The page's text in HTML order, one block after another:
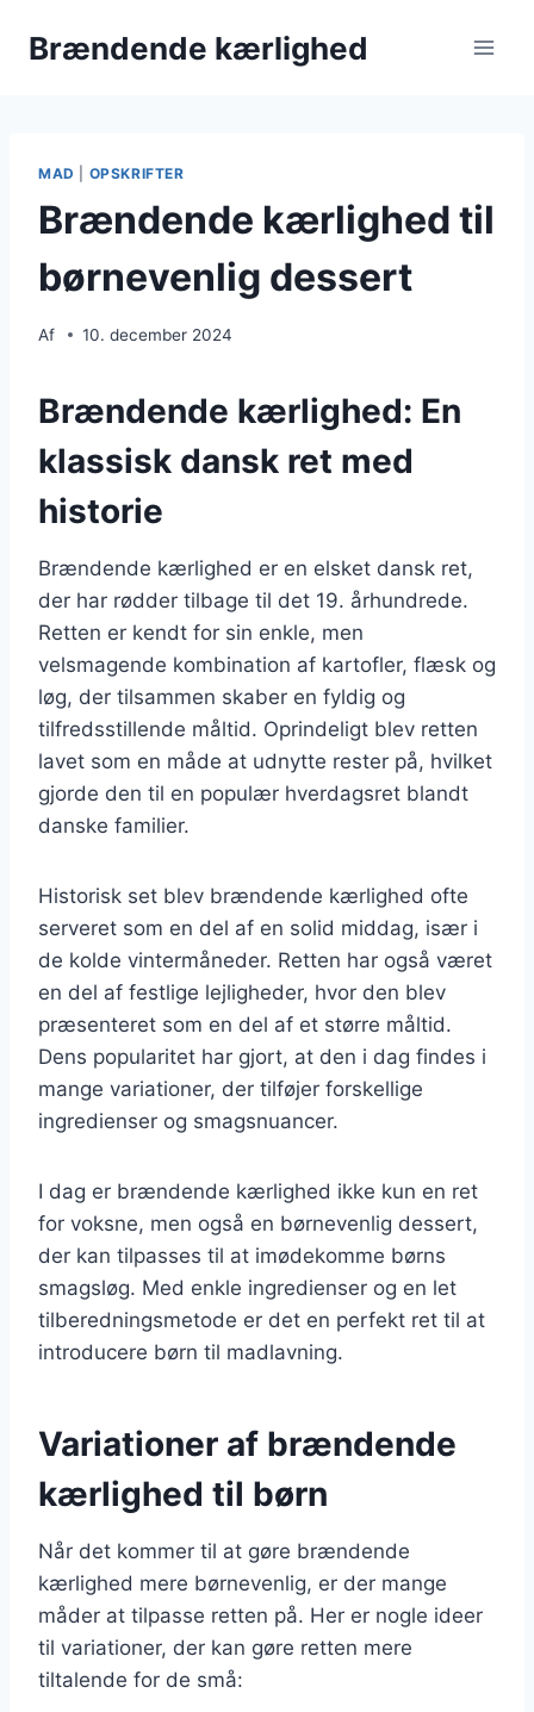
Brændende kærlighed
MAD OPSKRIFTER
Brændende kærlighed til
børnevenlig dessert
Af 10. december 2024
Brændende kærlighed: En
klassisk dansk ret med
historie
Brændende kærlighed er en elsket dansk ret,
der har rødder tilbage til det 19. århundrede.
Retten er kendt for sin enkle, men
velsmagende kombination af kartofler, flæsk og
løg, der tilsammen skaber en fyldig og
tilfredsstillende måltid. Oprindeligt blev retten
lavet som en måde at udnytte rester på, hvilket
gjorde den til en populær hverdagsret blandt
danske familier.
Historisk set blev brændende kærlighed ofte
serveret som en del af en solid middag, især i
de kolde vintermåneder. Retten har også været
en del af festlige lejligheder, hvor den blev
præsenteret som en del af et større måltid.
Dens popularitet har gjort, at den i dag findes i
mange variationer, der tilføjer forskellige
ingredienser og smagsnuancer.
I dag er brændende kærlighed ikke kun en ret
for voksne, men også en børnevenlig dessert,
der kan tilpasses til at imødekomme børns
smagsløg. Med enkle ingredienser og en let
tilberedningsmetode er det en perfekt ret til at
introducere børn til madlavning.
Variationer af brændende
kærlighed til børn
Når det kommer til at gøre brændende
kærlighed mere børnevenlig, er der mange
måder at tilpasse retten på. Her er nogle ideer
til variationer, der kan gøre retten mere
tiltalende for de små: